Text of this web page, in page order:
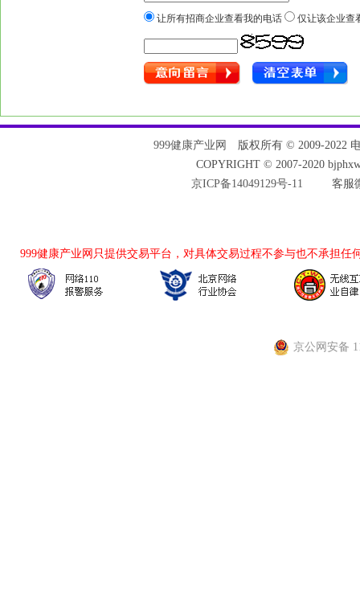
让所有招商企业查看我的电话 仅让该企业查
999健康产业网
版权所有 © 2009-2022 电
COPYRIGHT © 2007-2020
京ICP备14049129号-11
客服
999健康产业网 只提供交易平台，对具体交易过程不参与也不承担
京公网安备